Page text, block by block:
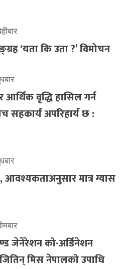
‘यता कि उता ?’ विमोचन
आर्थिक वृद्धि हासिल गर्न
अपरिहार्य छ :
मात्र ग्यास
जेनेरेशन को-अर्डिनेशन
मिस नेपालको उपाधि